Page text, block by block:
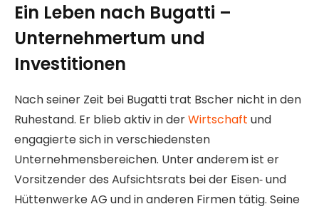
Ein Leben nach Bugatti –
Unternehmertum und
Investitionen
Nach seiner Zeit bei Bugatti trat Bscher nicht in den
Ruhestand. Er blieb aktiv in derWirtschaft und
engagierte sich in verschiedensten
Unternehmensbereichen. Unter anderem ist er
Vorsitzender des Aufsichtsrats bei der Eisen‑ und
Hüttenwerke AG und in anderen Firmen tätig. Seine